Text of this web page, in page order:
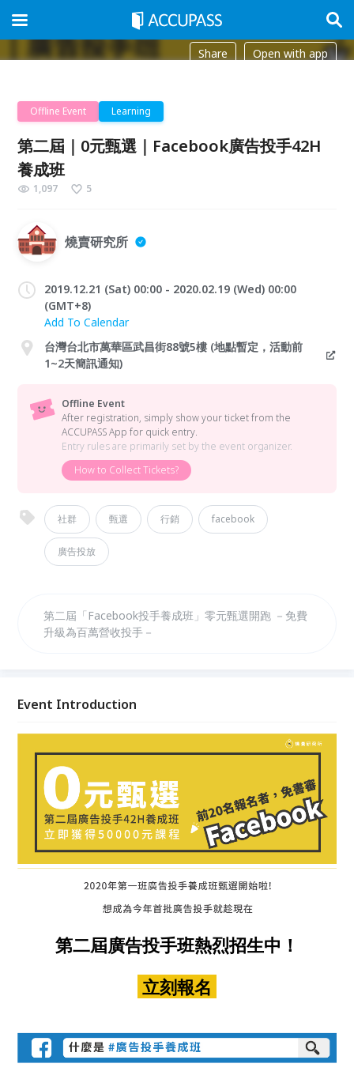
Share Open with app
Offline Event Learning
第二屆｜0元甄選｜Facebook廣告投手42H
養成班
1,097 5
燒賣研究所
2019.12.21 (Sat) 00:00 - 2020.02.19 (Wed) 00:00
(GMT+8)
Add To Calendar
台灣台北市萬華區武昌街88號5樓 (地點暫定，活動前
1~2天簡訊通知)
Offline Event
After registration, simply show your ticket from the
ACCUPASS App for quick entry.
Entry rules are primarily set by the event organizer.
How to Collect Tickets?
社群 甄選 行銷 facebook
廣告投放
第二屆「Facebook投手養成班」零元甄選開跑 －免費
升級為百萬營收投手－
Event Introduction
第二屆廣告投手班熱烈招生中！
立刻報名